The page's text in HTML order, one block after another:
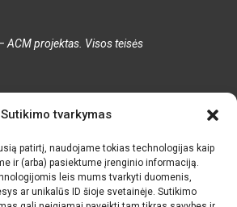
Sutikimo tvarkymas
patirtį, naudojame tokias technologijas kaip
ir (arba) pasiektume įrenginio informaciją.
leis mums tvarkyti duomenis,
ar unikalūs ID šioje svetainėje. Sutikimo
ACM projektas. Visos teisės